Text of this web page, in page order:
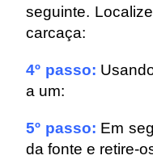
seguinte.
carcaça:
4º passo:
a um:
5º passo: Em
da fonte e retire-